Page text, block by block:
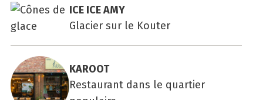
ICE ICE AMY
Glacier sur le Kouter
KAROOT
Restaurant dans le quartier